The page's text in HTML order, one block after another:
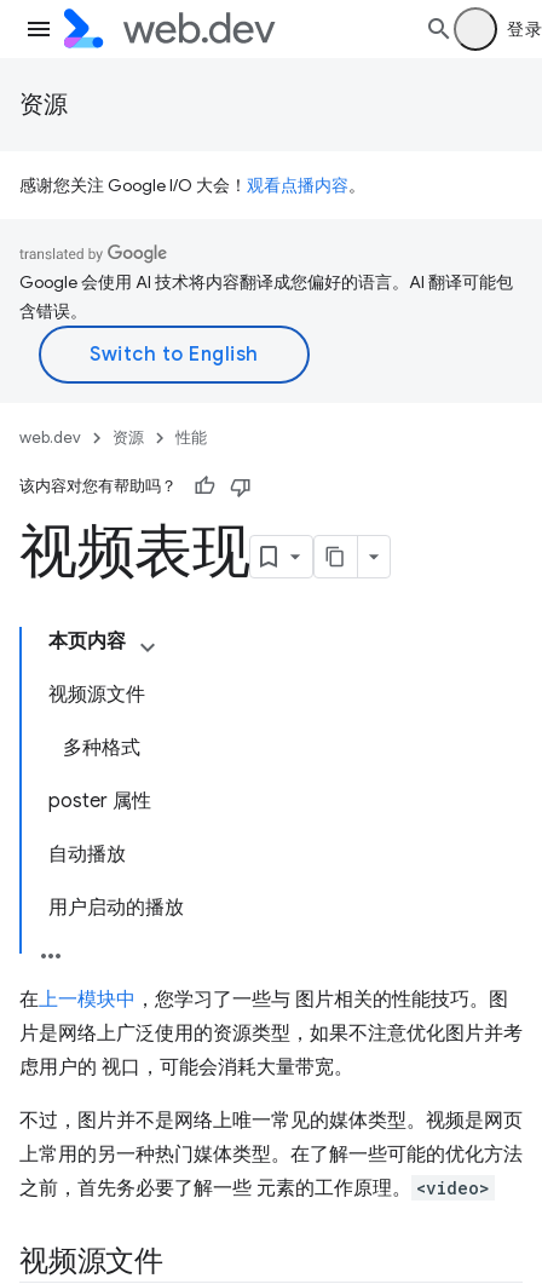
登录
资源
感谢您关注 Google I/O 大会！ 观看点播内容。
Google 会使用 AI 技术将内容翻译成您偏好的语言。AI 翻译可能包
含错误。
web.dev 资源 性能
该内容对您有帮助吗？
视频表现
本页内容
视频源文件
多种格式
poster 属性
自动播放
用户启动的播放
在上一模块中 ，您学习了一些与 图片相关的性能技巧。图
片是网络上广泛使用的资源类型，如果不注意优化图片并考
虑用户的 视口，可能会消耗大量带宽。
不过，图片并不是网络上唯一常见的媒体类型。视频是网页
上常用的另一种热门媒体类型。在了解一些可能的优化方法
之前，首先务必要了解一些 元素的工作原理。
<video>
视频源文件